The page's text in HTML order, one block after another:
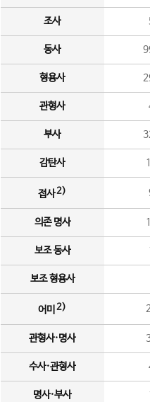
조사
동사
형용사
관형사
부사
감탄사
접사2)
의존 명사
보조 동사
보조 형용사
어미 2)
관형사·명사
수사·관형사
명사·부사